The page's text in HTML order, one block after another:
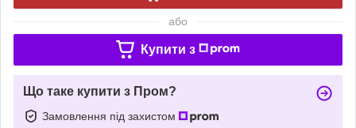
або
Купити з
Що таке купити з Пром?
Замовлення під захистом